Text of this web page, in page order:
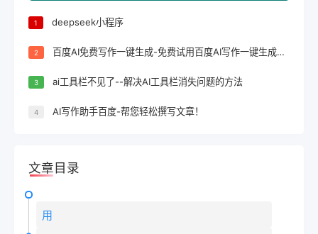
1 deepseek小程序
2 百度AI免费写作一键生成-免费试用百度AI写作一键生成，轻松完成文案创作！
3 ai工具栏不见了--解决AI工具栏消失问题的方法
4 AI写作助手百度-帮您轻松撰写文章！
文章目录
用